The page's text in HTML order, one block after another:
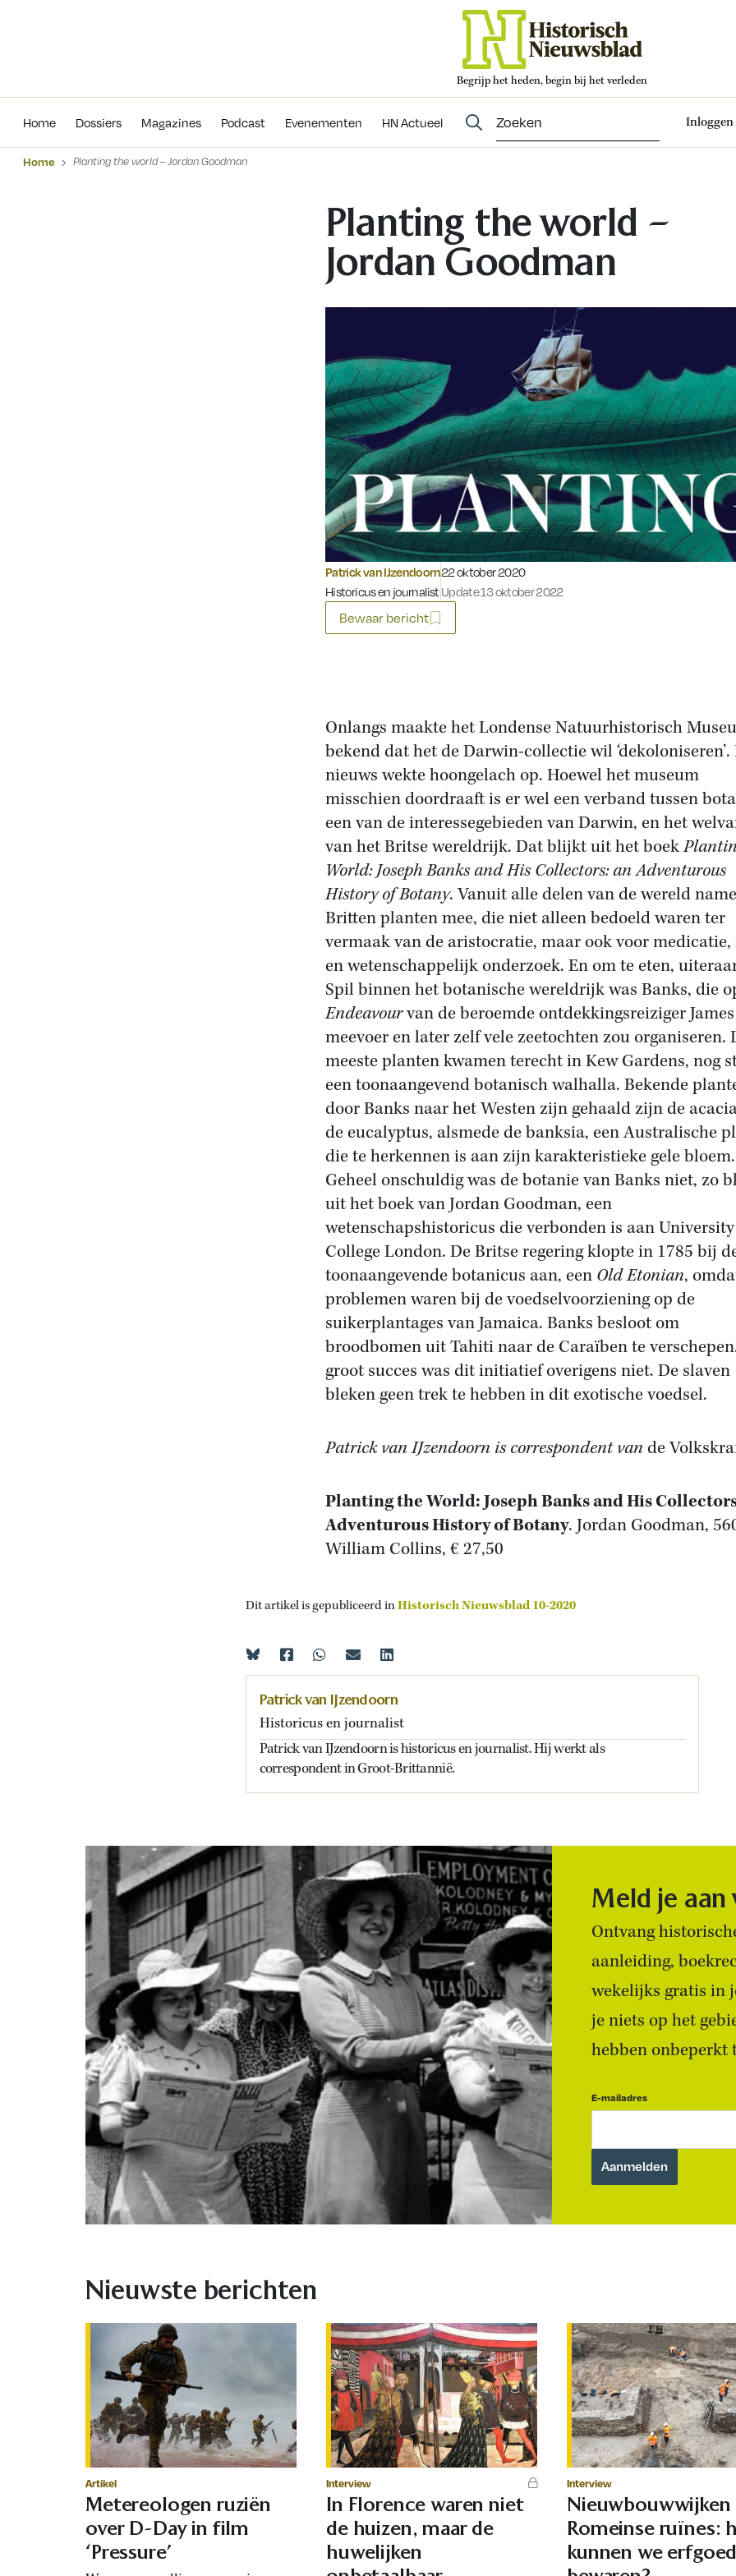
Begrijp het heden, begin bij het verleden
Home Dossiers Magazines Podcast Evenementen HN Actueel Inloggen
Evenementen
Home Planting the world – Jordan Goodman
Planting the world –
Jordan Goodman
Patrick van IJzendoorn
Historicus en journalist
Gepubliceerd op:
22 oktober 2020
Update 13 oktober 2022
Bewaar bericht
Onlangs maakte het Londense Natuurhistorisch
bekend dat het de Darwin-collectie wil ‘dekoloniseren’.
nieuws wekte hoongelach op. Hoewel het museum
misschien doordraaft is er wel een verband tussen
een van de interessegebieden van Darwin, en het
van het Britse wereldrijk. Dat blijkt uit het boek
World: Joseph Banks and His Collectors: an Adventurous
History of Botany. Vanuit alle delen van de wereld
Britten planten mee, die niet alleen bedoeld waren ter
vermaak van de aristocratie, maar ook voor medicatie,
en wetenschappelijk onderzoek. En om te eten,
Spil binnen het botanische wereldrijk was Banks, die
Endeavourvan de beroemde ontdekkingsreiziger
meevoer en later zelf vele zeetochten zou organiseren.
meeste planten kwamen terecht in Kew Gardens, nog
een toonaangevend botanisch walhalla. Bekende
door Banks naar het Westen zijn gehaald zijn de
de eucalyptus, alsmede de banksia, een Australische
die te herkennen is aan zijn karakteristieke gele bloem.
Geheel onschuldig was de botanie van Banks niet, zo
uit het boek van Jordan Goodman, een
wetenschapshistoricus die verbonden is aan University
College London. De Britse regering klopte in 1785 bij
toonaangevende botanicus aan, een Old Etonian,
problemen waren bij de voedselvoorziening op de
suikerplantages van Jamaica. Banks besloot om
broodbomen uit Tahiti naar de Caraïben te
groot succes was dit initiatief overigens niet. De slaven
bleken geen trek te hebben in dit exotische voedsel.
Patrick van IJzendoorn is correspondent vande
Planting the World: Joseph Banks and His
Adventurous History of Botany. Jordan Goodman,
William Collins, € 27,50
Dit artikel is gepubliceerd inHistorisch Nieuwsblad 10-2020
Patrick van IJzendoorn
Historicus en journalist
Patrick van IJzendoorn is historicus en journalist. Hij werkt als
correspondent in Groot-Brittannië.
Meld je
Ontvang
aanleiding,
wekelijks gratis in
je niets op het
hebben onbeperkt
E-mailadres
Nieuwste berichten
Artikel
Metereologen ruziën
over D-Day in film
‘Pressure’
Interview
In Florence waren niet
de huizen, maar de
huwelijken
Interview
Nieuwbouwwijken
Romeinse ruïnes:
kunnen we erfgoed